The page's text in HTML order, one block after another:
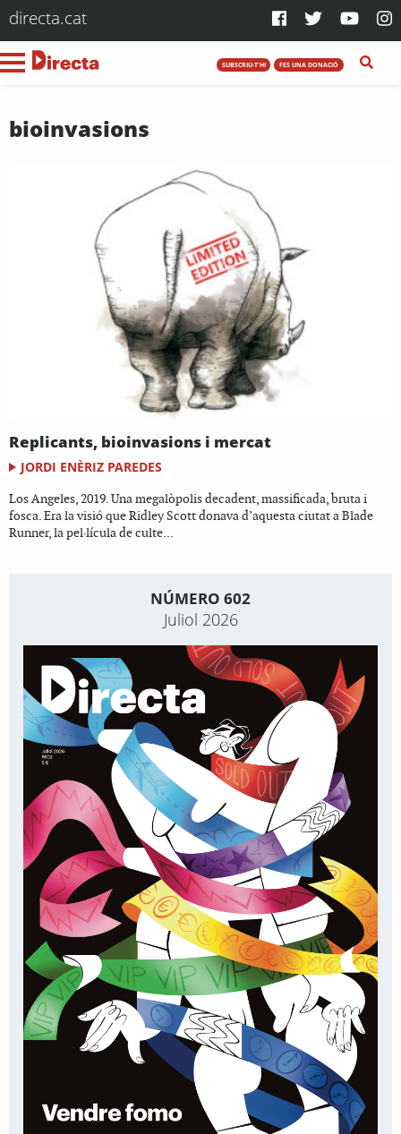
directa.cat
SUBSCRIU-T'HI FES UNA DONACIÓ
bioinvasions
Replicants, bioinvasions i mercat
JORDI ENÈRIZ PAREDES
Los Angeles, 2019. Una megalòpolis decadent, massificada, bruta i
fosca. Era la visió que Ridley Scott donava d’aquesta ciutat a Blade
Runner, la pel·lícula de culte...
NÚMERO 602
Juliol 2026